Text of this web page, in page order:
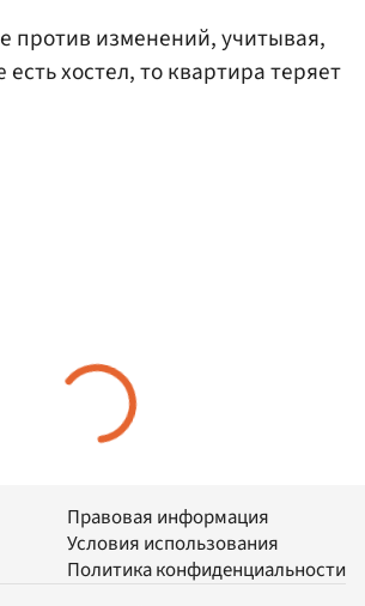
против изменений, учитывая,
есть хостел, то квартира теряет
Правовая информация
Условия использования
Политика конфиденциальности